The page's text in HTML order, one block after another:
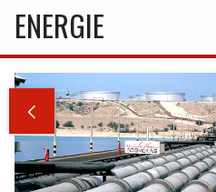
ENERGIE
